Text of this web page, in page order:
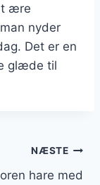
ære
nyder
Det er en
glæde til
NÆSTE
hare med